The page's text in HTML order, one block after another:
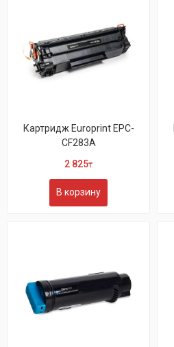
Картридж Europrint EPC-
CF283A
2 825₸
В корзину